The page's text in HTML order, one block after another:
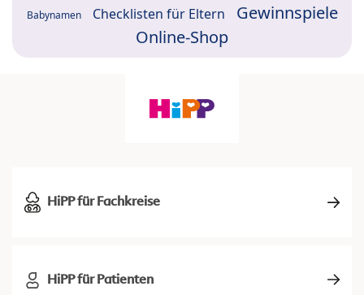
Babynamen Checklisten für Eltern
Gewinnspiele
Online-Shop
HiPP für Fachkreise
HiPP für Patienten